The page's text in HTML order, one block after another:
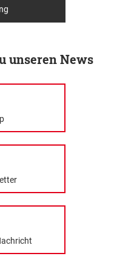
unseren News